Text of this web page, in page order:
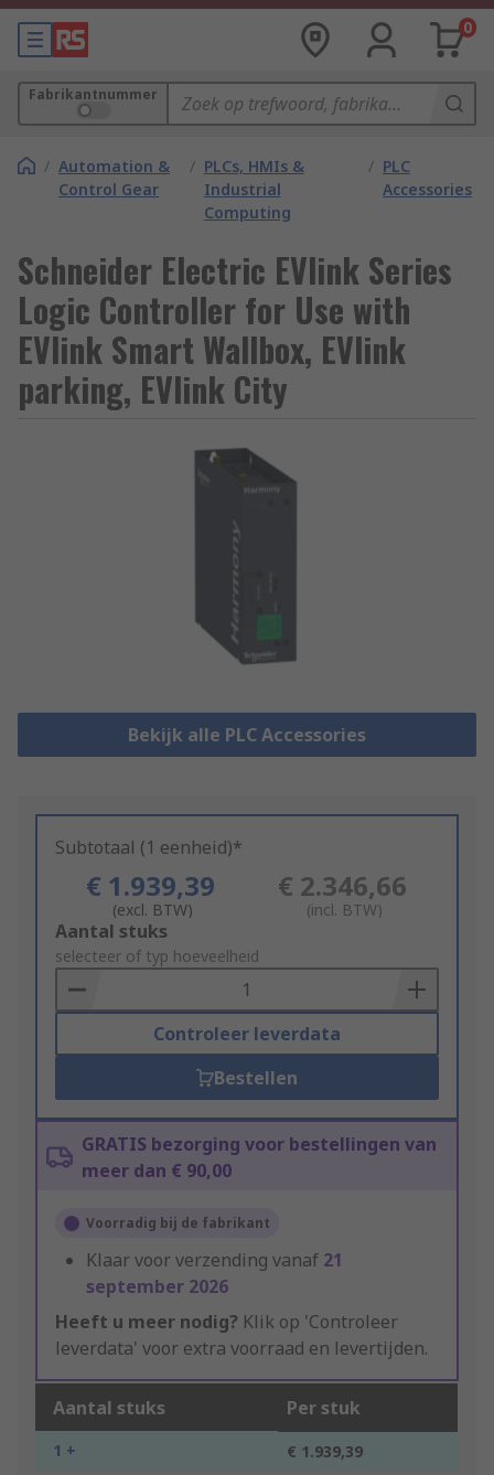
0
Fabrikantnummer
/ Automation &
Control Gear
/ PLCs, HMIs &
Industrial
Computing
/ PLC
Accessories
Schneider Electric EVlink Series
Logic Controller for Use with
EVlink Smart Wallbox, EVlink
parking, EVlink City
Bekijk alle PLC Accessories
Subtotaal (1 eenheid)*
€ 1.939,39
(excl. BTW)
€ 2.346,66
(incl. BTW)
Add
to
Basket
Aantal stuks
selecteer of typ hoeveelheid
Controleer leverdata
Bestellen
GRATIS bezorging voor bestellingen van
meer dan € 90,00
Voorradig bij de fabrikant
Klaar voor verzending vanaf 21
september 2026
Heeft u meer nodig? Klik op 'Controleer
leverdata' voor extra voorraad en levertijden.
Aantal stuks Per stuk
1 + € 1.939,39